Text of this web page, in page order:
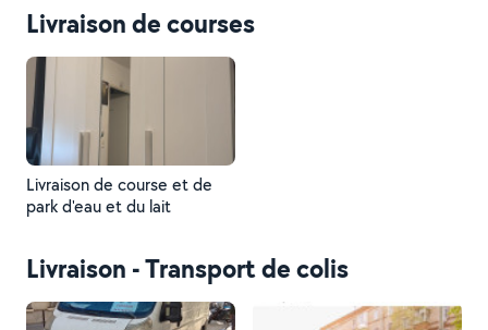
Livraison de courses
Livraison de course et de
park d'eau et du lait
Livraison - Transport de colis